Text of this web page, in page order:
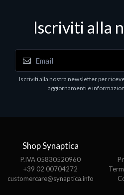
Software - Office Productivity
MS OFFICE H&S 2021 ESD
Iscriviti alla
Iscriviti alla nostra newsletter per
aggiornamenti e
Shop Synaptica
P.IVA 05830520960
+39 02 00704272
customercare@synaptica.info